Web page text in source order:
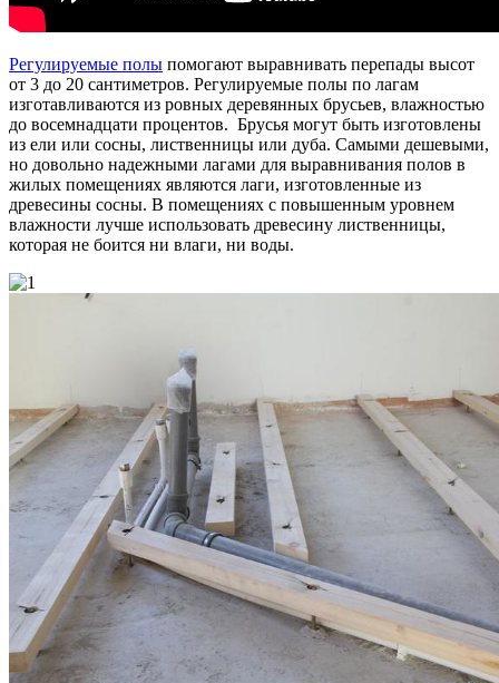
Регулируемые полы помогают выравнивать перепады высот
от 3 до 20 сантиметров. Регулируемые полы по лагам
изготавливаются из ровных деревянных брусьев, влажностью
до восемнадцати процентов. Брусья могут быть изготовлены
из ели или сосны, лиственницы или дуба. Самыми дешевыми,
но довольно надежными лагами для выравнивания полов в
жилых помещениях являются лаги, изготовленные из
древесины сосны. В помещениях с повышенным уровнем
влажности лучше использовать древесину лиственницы,
которая не боится ни влаги, ни воды.